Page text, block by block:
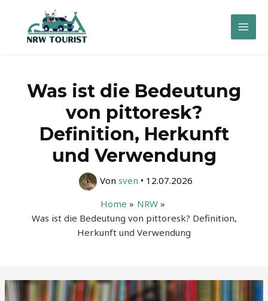
springen
Main
Was ist die Bedeutung
von pittoresk?
Definition, Herkunft
und Verwendung
Von sven • 12.07.2026
Home
NRW
Was ist die Bedeutung von pittoresk? Definition,
Herkunft und Verwendung